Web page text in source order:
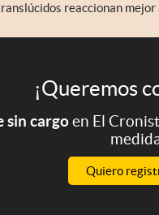
reaccionan mejor
¡Queremos
sin cargoen El
Quiero